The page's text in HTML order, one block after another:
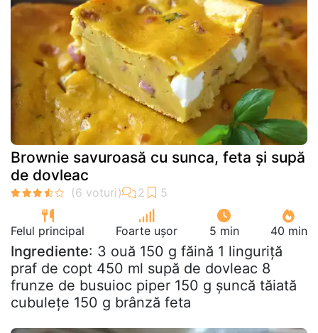
Brownie savuroasă cu sunca, feta și supă
de dovleac
Felul principal Foarte ușor 5 min 40 min
Ingrediente: 3 ouă 150 g făină 1 linguriță
praf de copt 450 ml supă de dovleac 8
frunze de busuioc piper 150 g șuncă tăiată
cubulețe 150 g brânză feta